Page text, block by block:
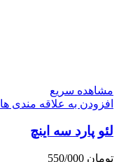
مشاهده سریع
افزودن به علاقه مندی ها
لئو پارد سه اینچ
تومان